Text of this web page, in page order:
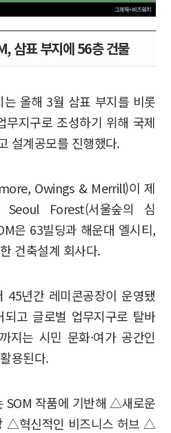
삼표 부지에 56층 건물
올해 3월 삼표 부지를 비롯
무지구로 조성하기 위해 국제
설계공모를 진행했다.
Owings & Merrill)이 제
Forest(서울숲의 심
은 63빌딩과 해운대 엘시티,
건축설계 회사다.
45년간 레미콘공장이 운영됐
고 글로벌 업무지구로 탈바
지는 시민 문화·여가 공간인
용된다.
SOM 작품에 기반해 △새로운
△혁신적인 비즈니스 허브 △